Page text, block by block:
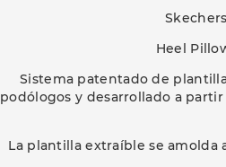
Heel
Sistema patentado de
podólogos y desarrollado a
La plantilla extraíble se